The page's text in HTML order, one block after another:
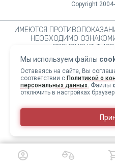
Мы используем файлы
Оставаясь на сайте, Вы
соответствии с Политикой о
персональных данных. Файлы
отключить в настройках
Copyright
ИМЕЮТСЯ
НЕОБХОДИМО